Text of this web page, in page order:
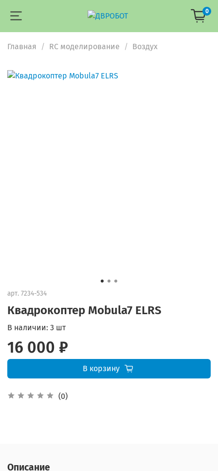
0
Главная RC моделирование Воздух
арт. 7234-534
Квадрокоптер Mobula7 ELRS
(0)
В наличии: 3 шт
16 000 ₽
В корзину
Описание